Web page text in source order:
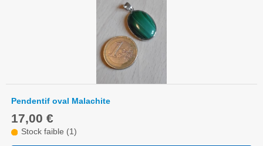
Pendentif oval Malachite
17,00 €
Stock faible (1)